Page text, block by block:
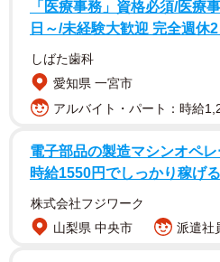
物語は主人公・餅屋さんがダイ
「医療事務」資格必須/医療
日～/未経験大歓迎 完全週休
しばた歯科
愛知県 一宮市
アルバイト・パート：時給
電子部品の製造マシンオペ
時給1550円でしっかり稼げ
株式会社フジワーク
山梨県 中央市
派遣社